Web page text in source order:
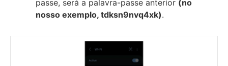
passe, será a palavra-passe anterior (no
nosso exemplo, tdksn9nvq4xk).